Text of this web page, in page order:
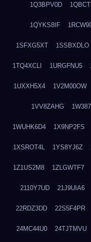
1Q3BPV0D
1QYKS8IF
1SFXG5XT 1SSBXDLO
1TQ4XCLI 1URGFNU5
1UXXH5X4 1V2M00OW
1VV8ZAHG
1WUHK6D4 1X9NP2FS
1XSROT4L 1YS8YJ6Z
1Z1US2M8 1ZLGWTF7
2110Y7UD 21J9UIA6
22RDZ3DD 22S5F4PR
24MC44U0 24TJTMVU